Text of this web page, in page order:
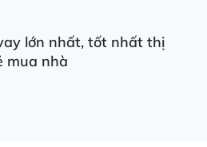
lớn nhất, tốt nhất thị
mua nhà